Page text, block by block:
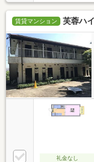
賃貸マンション 芙蓉ハ
礼金なし